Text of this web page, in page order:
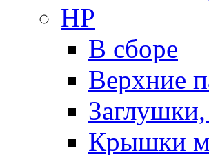
HP
В сборе
Верхние
Крышки